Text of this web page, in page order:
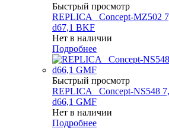
Быстрый просмотр
REPLICA _Concept-MZ502
d67,1 BKF
Нет в наличии
Подробнее
Быстрый просмотр
REPLICA _Concept-NS548
d66,1 GMF
Нет в наличии
Подробнее